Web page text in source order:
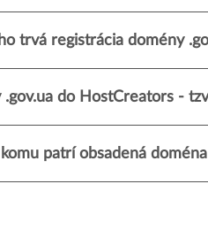
trvá registrácia domény
do HostCreators -
patrí obsadená doména